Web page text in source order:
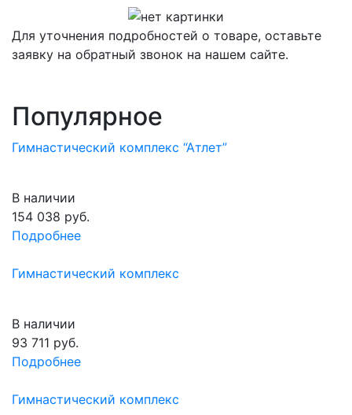
Для уточнения подробностей о товаре, оставьте
заявку на обратный звонок на нашем сайте.
Популярное
Гимнастический комплекс “Атлет”
В наличии
154 038 руб.
Подробнее
Гимнастический комплекс
В наличии
93 711 руб.
Подробнее
Гимнастический комплекс